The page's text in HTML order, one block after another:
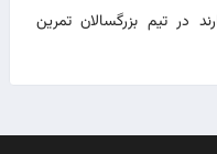
در تیم بزرگسالان تمرین